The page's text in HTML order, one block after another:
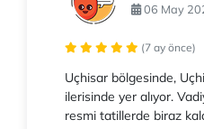
06 May
(7 ay önce)
Uçhisar bölgesinde,
ilerisinde yer alıyor.
resmi tatillerde biraz